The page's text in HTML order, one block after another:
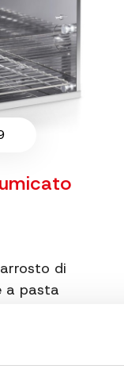
arrosto di
a pasta